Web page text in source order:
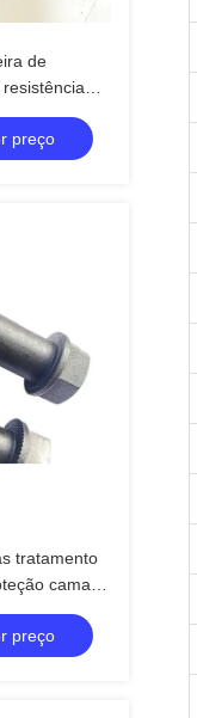
de
10.9
preço
tratamento
camada
prata
preço